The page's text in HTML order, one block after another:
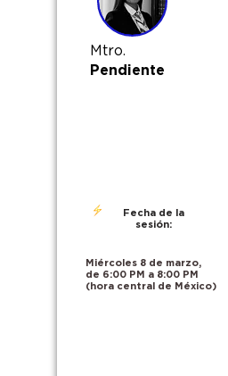
Mtro.
Pendiente
Fecha de la
sesión:
Miércoles 8 de marzo,
de 6:00 PM a 8:00 PM
(hora central de México)